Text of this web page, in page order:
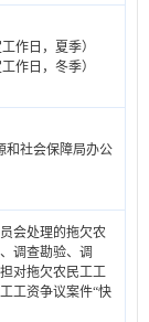
作日，夏季）
作日，冬季）
和社会保障局办公
会处理的拖欠农
调查勘验、调
对拖欠农民工工
工资争议案件“快